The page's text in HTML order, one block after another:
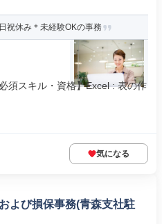
祝休み＊未経験OKの事務
須スキル・資格】Excel : 表の作
気になる
よび損保事務(青森支社駐